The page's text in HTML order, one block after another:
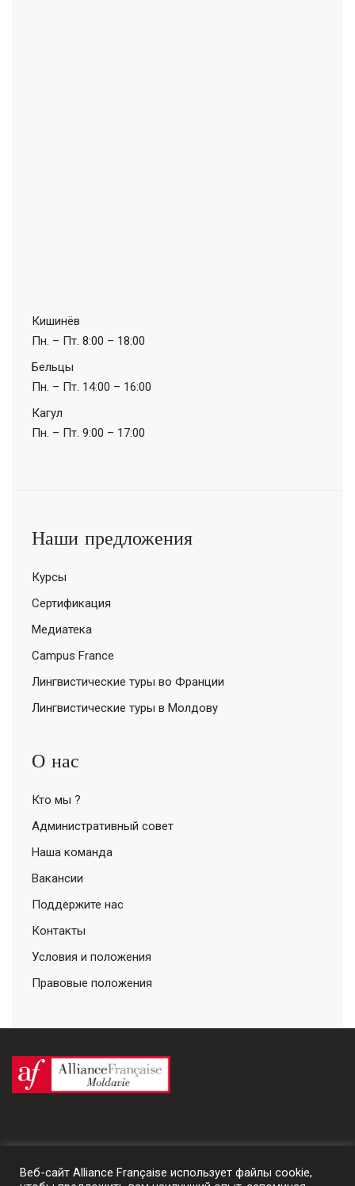
Кишинёв
Пн. – Пт. 8:00 – 18:00
Бельцы
Пн. – Пт. 14:00 – 16:00
Кагул
Пн. – Пт. 9:00 – 17:00
Наши предложения
Курсы
Сертификация
Медиатека
Campus France
Лингвистические туры во Франции
Лингвистические туры в Молдову
О нас
Кто мы ?
Административный совет
Наша команда
Вакансии
Поддержите нас
Контакты
Условия и положения
Правовые положения
Веб-сайт Alliance Française использует файлы cookie,